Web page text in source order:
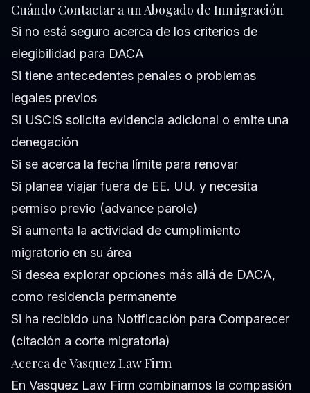
Cuándo Contactar a un Abogado de Inmigración
Si no está seguro acerca de los criterios de
elegibilidad para DACA
Si tiene antecedentes penales o problemas
legales previos
Si USCIS solicita evidencia adicional o emite una
denegación
Si se acerca la fecha límite para renovar
Si planea viajar fuera de EE. UU. y necesita
permiso previo (advance parole)
Si aumenta la actividad de cumplimiento
migratorio en su área
Si desea explorar opciones más allá de DACA,
como residencia permanente
Si ha recibido una Notificación para Comparecer
(citación a corte migratoria)
Acerca de Vasquez Law Firm
En Vasquez Law Firm combinamos la compasión